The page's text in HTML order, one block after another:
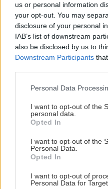
us or personal information
your opt-out. You may
disclosure of your personal
IAB’s list of downstream
also be disclosed by us to
Downstream Participants
Please note that this
not limited to your visit or
grant or deny consent to
use your data for below
consent section.
Personal Data
I want to opt-out of the
personal data.
Opted In
I want to opt-out of the
Personal Data.
Opted In
I want to opt-out of
Personal Data for
Záhrada
podpníky sú vhodné pre
višne a čerešne